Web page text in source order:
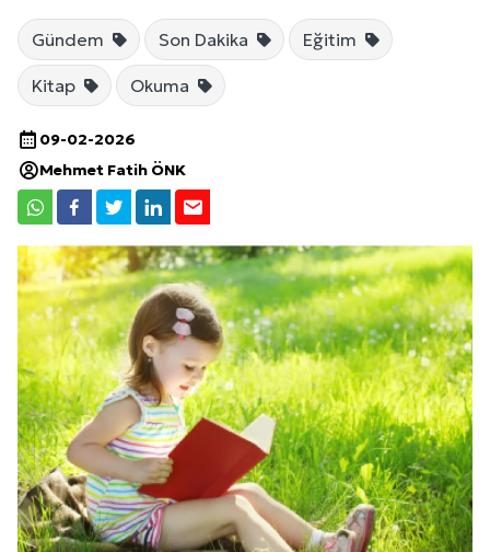
Gündem Son Dakika Eğitim
Kitap Okuma
09-02-2026
Mehmet Fatih ÖNK
Site İçi (On-Page) SEO Hizmeti: Web Sitenizin